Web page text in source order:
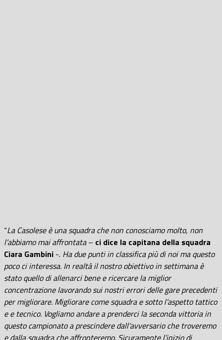
“La Casolese è una squadra che non conosciamo molto, non
l’abbiamo mai affrontata– ci dice la capitana della squadra
Ciara Gambini -. Ha due punti in classifica più di noi ma questo
poco ci interessa. In realtà il nostro obiettivo in settimana è
stato quello di allenarci bene e ricercare la miglior
concentrazione lavorando sui nostri errori delle gare precedenti
per migliorare. Migliorare come squadra e sotto l’aspetto tattico
e e tecnico. Vogliamo andare a prenderci la seconda vittoria in
questo campionato a prescindere dall’avversario che troveremo
e dalla squadra che affronteremo. Sicuramente l’inizio di